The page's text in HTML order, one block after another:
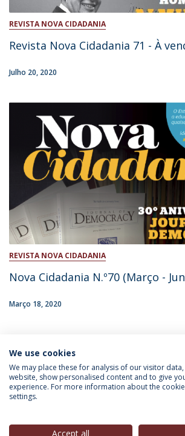
REVISTA NOVA CIDADANIA
Revista Nova Cidadania 71 - À
Julho 20, 2020
REVISTA NOVA CIDADANIA
Nova Cidadania N.º70 (Março -
Março 18, 2020
INFORMAÇÃO PARA
We use cookies
We may place these for analysis of our visitor
website, show personalised content and to give
experience. For more information about the
settings.
Accept all